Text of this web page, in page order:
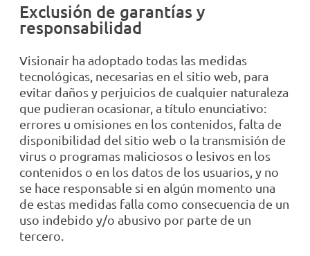
Exclusión de garantías y
responsabilidad
Visionair ha adoptado todas las medidas
tecnológicas, necesarias en el sitio web, para
evitar daños y perjuicios de cualquier naturaleza
que pudieran ocasionar, a título enunciativo:
errores u omisiones en los contenidos, falta de
disponibilidad del sitio web o la transmisión de
virus o programas maliciosos o lesivos en los
contenidos o en los datos de los usuarios, y no
se hace responsable si en algún momento una
de estas medidas falla como consecuencia de un
uso indebido y/o abusivo por parte de un
tercero.